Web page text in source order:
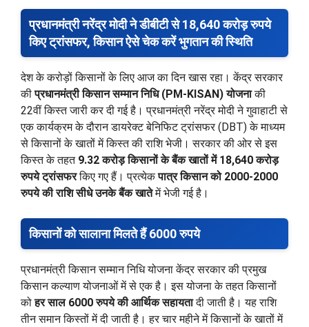
प्रधानमंत्री नरेंद्र मोदी ने डीबीटी से 18,640 करोड़ रुपये
किए ट्रांसफर, किसान ऐसे चेक करें भुगतान की स्थिति
देश के करोड़ों किसानों के लिए आज का दिन खास रहा। केंद्र सरकार
कीप्रधानमंत्री किसान सम्मान निधि (PM-KISAN) योजनाकी
22वीं किस्त जारी कर दी गई है। प्रधानमंत्री नरेंद्र मोदी ने गुवाहाटी से
एक कार्यक्रम के दौरान डायरेक्ट बेनिफिट ट्रांसफर (DBT) के माध्यम
से किसानों के खातों में किस्त की राशि भेजी। सरकार की ओर से इस
किस्त के तहत 9.32 करोड़ किसानों के बैंक खातों में 18,640 करोड़
रुपये ट्रांसफरकिए गए हैं। प्रत्येकपात्र किसान को 2000-2000
रुपये की राशि सीधे उनके बैंक खातेमें भेजी गई है।
किसानों को सालाना मिलते हैं 6000 रुपये
प्रधानमंत्री किसान सम्मान निधि योजना केंद्र सरकार की प्रमुख
किसान कल्याण योजनाओं में से एक है। इस योजना के तहत किसानों
कोहर साल 6000 रुपये की आर्थिक सहायतादी जाती है। यह राशि
तीन समान किस्तों में दी जाती है। हर चार महीने में किसानों के खातों में